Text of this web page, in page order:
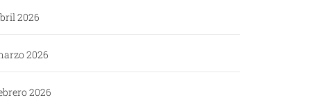
2026
2026
2026